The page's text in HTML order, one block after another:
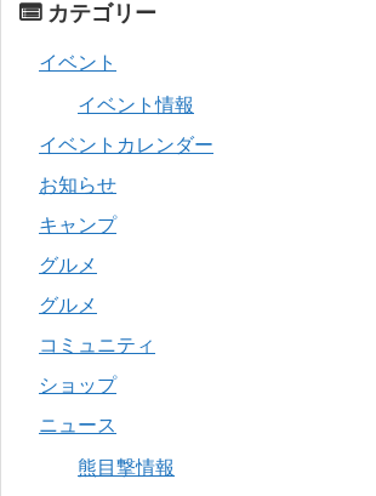
カテゴリー
イベント
イベント情報
イベントカレンダー
お知らせ
キャンプ
グルメ
グルメ
コミュニティ
ショップ
ニュース
熊目撃情報